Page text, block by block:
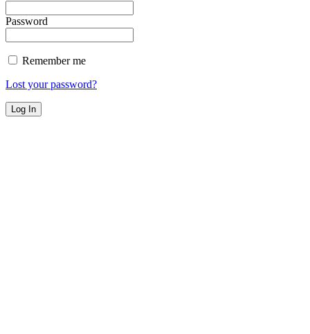
Password
Remember me
Lost your password?